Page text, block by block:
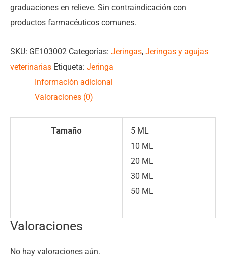
graduaciones en relieve. Sin contraindicación con
productos farmacéuticos comunes.
SKU: GE103002 Categorías: Jeringas, Jeringas y agujas
veterinarias Etiqueta: Jeringa
Información adicional
Valoraciones (0)
Tamaño
5 ML
10 ML
20 ML
30 ML
50 ML
Valoraciones
No hay valoraciones aún.